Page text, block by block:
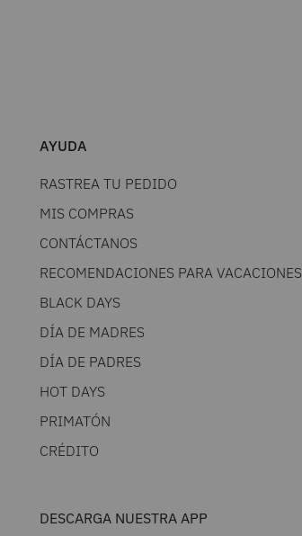
AYUDA
RASTREA TU PEDIDO
MIS COMPRAS
CONTÁCTANOS
RECOMENDACIONES PARA VACACIONES
BLACK DAYS
DÍA DE MADRES
DÍA DE PADRES
HOT DAYS
PRIMATÓN
CRÉDITO
DESCARGA NUESTRA APP